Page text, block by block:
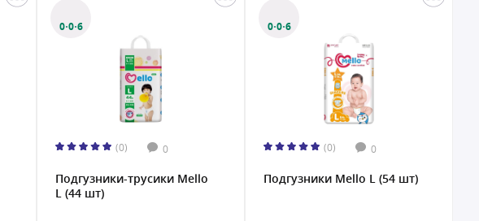
0·0·6
(0) 0
Подгузники-трусики Mello
L (44 шт)
0·0·6
(0) 0
Подгузники Mello L (54 шт)